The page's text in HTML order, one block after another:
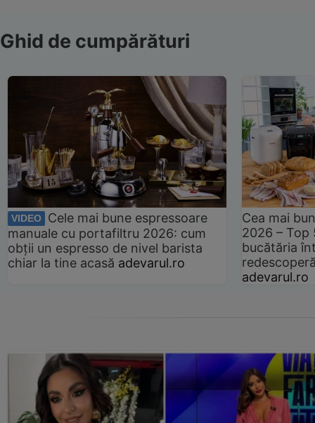
Ghid de cumpărături
VIDEO
Cele mai bune espressoare
manuale cu portafiltru 2026: cum
obții un espresso de nivel barista
chiar la tine acasă adevarul.ro
Cea mai
2026 –
bucătăria
adevarul.ro